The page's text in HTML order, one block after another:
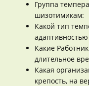
Группа
шизотимикам:
Какой тип
Какие
длительное
Какая
крепость, на